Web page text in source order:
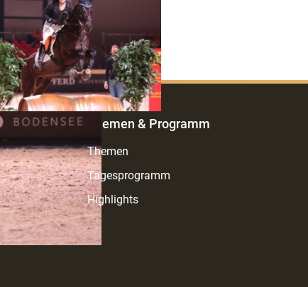
Themen & Programm
Themen
Tagesprogramm
Highlights